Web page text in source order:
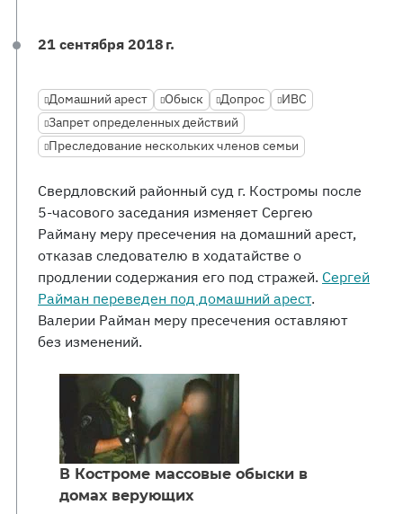
21 сентября 2018 г.
Домашний арест Обыск Допрос
ИВС
Запрет определенных действий
Преследование нескольких членов семьи
Свердловский районный суд г. Костромы после
5-часового заседания изменяет Сергею
Райману меру пресечения на домашний арест,
отказав следователю в ходатайстве о
продлении содержания его под стражей. Сергей
Райман переведен под домашний арест.
Валерии Райман меру пресечения оставляют
без изменений.
В Костроме массовые обыски в
домах верующих